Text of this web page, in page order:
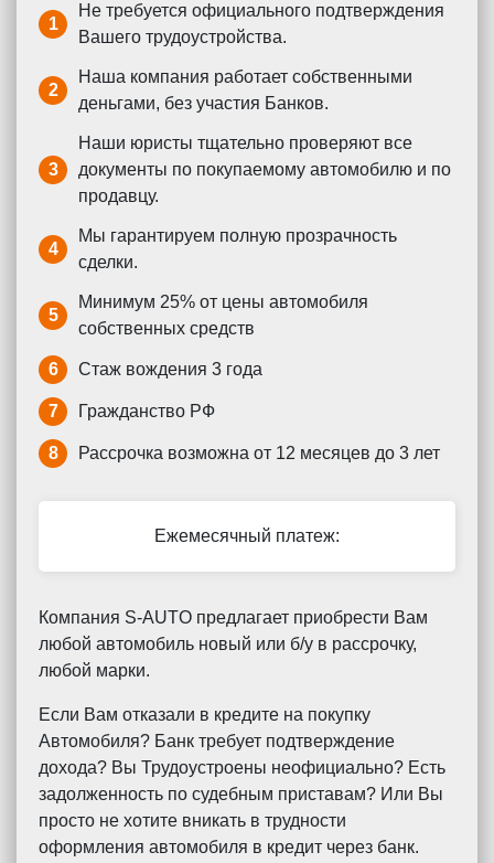
1
Не требуется официального подтверждения
Вашего трудоустройства.
2
Наша компания работает собственными
деньгами, без участия Банков.
3
Наши юристы тщательно проверяют все
документы по покупаемому автомобилю и по
продавцу.
4
Мы гарантируем полную прозрачность
сделки.
5
Минимум 25% от цены автомобиля
собственных средств
6 Стаж вождения 3 года
7 Гражданство РФ
8 Рассрочка возможна от 12 месяцев до 3 лет
Ежемесячный платеж:
Компания S-AUTO предлагает приобрести Вам
любой автомобиль новый или б/у в рассрочку,
любой марки.
Если Вам отказали в кредите на покупку
Автомобиля? Банк требует подтверждение
дохода? Вы Трудоустроены неофициально? Есть
задолженность по судебным приставам? Или Вы
просто не хотите вникать в трудности
оформления автомобиля в кредит через банк.